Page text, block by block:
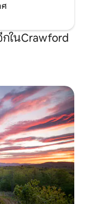
ศ
ในCrawford